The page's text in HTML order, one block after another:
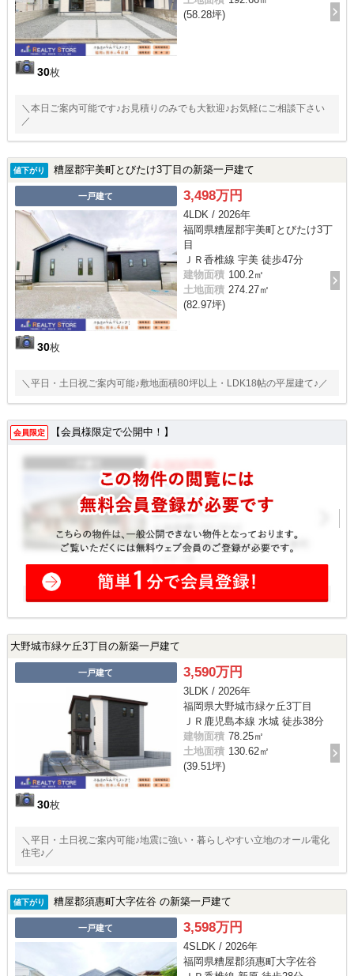
30枚
(58.28坪)
＼本日ご案内可能です♪お見積りのみでも大歓迎♪お気軽にご相談下さい
／
値下がり 糟屋郡宇美町とびたけ3丁目の新築一戸建て
一戸建て
30枚
3,498万円
4LDK / 2026年
福岡県糟屋郡宇美町とびたけ3丁
目
ＪＲ香椎線 宇美 徒歩47分
建物面積 100.2㎡
土地面積 274.27㎡
(82.97坪)
＼平日・土日祝ご案内可能♪敷地面積80坪以上・LDK18帖の平屋建て♪／
会員限定 【会員様限定で公開中！】
大野城市緑ケ丘3丁目の新築一戸建て
一戸建て
30枚
3,590万円
3LDK / 2026年
福岡県大野城市緑ケ丘3丁目
ＪＲ鹿児島本線 水城 徒歩38分
建物面積 78.25㎡
土地面積 130.62㎡
(39.51坪)
＼平日・土日祝ご案内可能♪地震に強い・暮らしやすい立地のオール電化
住宅♪／
値下がり 糟屋郡須惠町大字佐谷 の新築一戸建て
一戸建て 3,598万円
4SLDK / 2026年
福岡県糟屋郡須惠町大字佐谷